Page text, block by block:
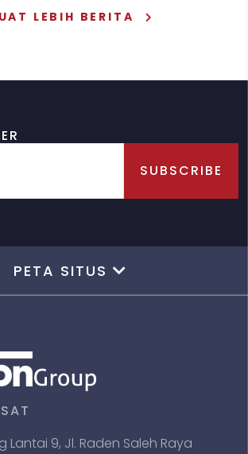
LEBIH BERITA
SUBSCRIBE
PETA SITUS
Lantai 9, Jl. Raden Saleh Raya